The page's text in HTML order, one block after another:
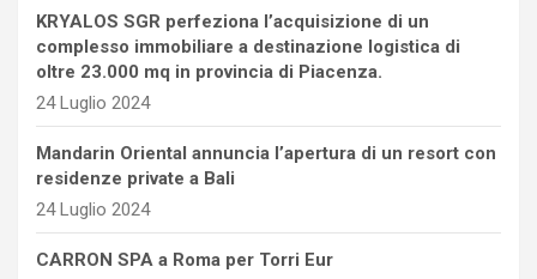
KRYALOS SGR perfeziona l’acquisizione di un
complesso immobiliare a destinazione logistica di
oltre 23.000 mq in provincia di Piacenza.
24 Luglio 2024
Mandarin Oriental annuncia l’apertura di un resort con
residenze private a Bali
24 Luglio 2024
CARRON SPA a Roma per Torri Eur